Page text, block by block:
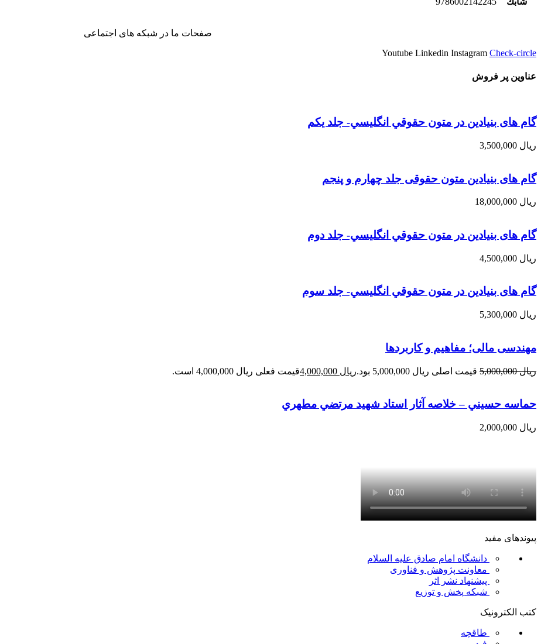
صفحات ما در شبکه های اجتماعی
Youtube Linkedin Instagram Check-circle
عناوین پر فروش
گام های بنیادین در متون حقوقي انگليسي- جلد يكم
ریال
گام های بنیادین متون حقوقی جلد چهارم و پنجم
ریال
گام های بنیادین در متون حقوقي انگليسي- جلد دوم
ریال
گام های بنیادین در متون حقوقي انگليسي- جلد سوم
ریال
مهندسی مالی؛ مفاهیم و کاربردها
ریال5,000,000 قیمت اصلی ریال 5,000,000 بود. ریال قیمت فعلی ریال 4,000,000 است.
حماسه حسيني – خلاصه آثار استاد شهيد مرتضي مطهري
ریال
پیوندهای مفید
دانشگاه امام صادق علیه السلام
معاونت پژوهش و فناوری
پیشنهاد نشر اثر
شبکه پخش و توزیع
کتب الکترونیک
طاقچه